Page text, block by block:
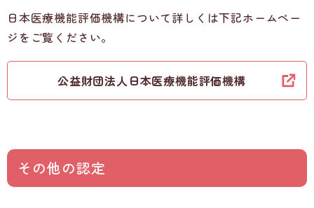
日本医療機能評価機構について詳しくは下記ホームペー
ジをご覧ください。
公益財団法人日本医療機能評価機構
その他の認定